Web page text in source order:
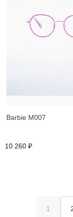
Barbie M007
10 260 ₽
1